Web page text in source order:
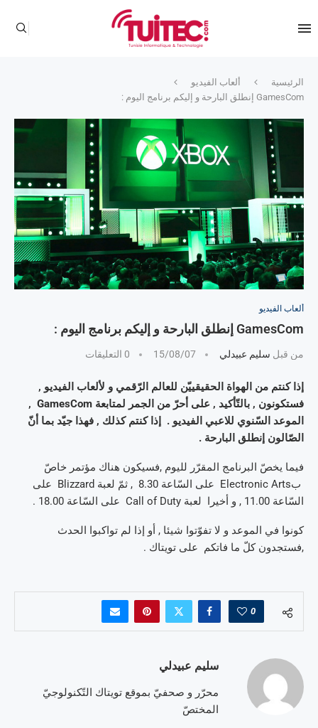
الرئيسية
ألعاب الفيديو
GamesCom إنطلق البارحة و إليكم برنامج اليوم :
ألعاب الفيديو
GamesCom إنطلق البارحة و إليكم برنامج اليوم :
من قبل سليم عبيدلي 15/08/07 0 التعليقات
إذا كنتم من الهواة الحقيقييّن للعالم الرّقمي و لألعاب الفيديو ,
فستكونون , بالتّأكيد , على أحرّ من الجمر لمتابعة GamesCom ,
الموعد السّنوي للاعبي الفيديو . إذا كنتم كذلك , فهذا جيّد بما أنّ
الصّالون إنطلق البارحة .
فيما يخصّ البرنامج المقرّر لليوم ,فسيكون هناك مؤتمر خاصّ
بElectronic Arts على السّاعة 8.30 , ثمّ لعبة Blizzard على
السّاعة 11.00 , و أخيرا لعبة Call of Duty على السّاعة 18.00 .
كونوا في الموعد و لا تفوّتوا شيئا , أو إذا لم تواكبوا الحدث
,فستجدون كلّ ما فاتكم على تويتاك .
0
سليم عبيدلي
محرّر و صحفيّ بموقع تويتاك التّكنولوجيّ
المختصّ